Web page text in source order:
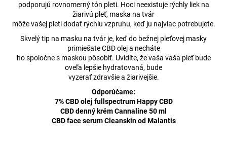
podporujú rovnomerný tón pleti. Hoci neexistuje rýchly liek na
žiarivú pleť, maska na tvár
môže vašej pleti dodať rýchlu vzpruhu, keď ju najviac potrebujete.
Skvelý tip na masku na tvár je, keď do bežnej pleťovej masky
primiešate CBD olej a necháte
ho spoločne s maskou pôsobiť. Uvidíte, že vaša vaša pleť bude
oveľa lepšie hydratovaná, bude
vyzerať zdravšie a žiarivejšie.
Odporúčame:
7% CBD olej fullspectrum Happy CBD
CBD denný krém Cannaline 50 ml
CBD face serum Cleanskin od Malantis